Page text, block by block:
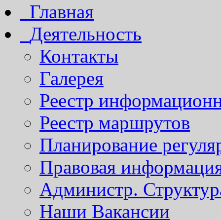
Главная
Деятельность
Контакты
Галерея
Реестр
Реестр маршрутов
Планирование
Правовая
Администр.
Наши Вакансии